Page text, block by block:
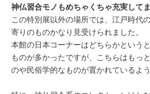
神仏習合モノもめちゃくちゃ充実して
この特別展以外の場所では、江戸時代
寄りのものかなり見受けられました。
本館の日本コーナーはどちらかという
ものが多かったですが、こちらはもっ
のや民俗学的なものが置かれているよ